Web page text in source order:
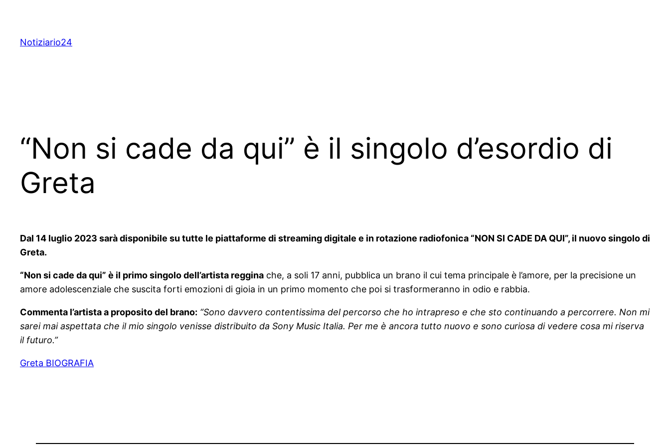
content
Notiziario24
“Non si cade da qui” è il singolo d’esordio di
Greta
Dal 14 luglio 2023 sarà disponibile su tutte le piattaforme di streaming digitale e in rotazione radiofonica “NON SI CADE DA QUI”, il nuovo singolo di
Greta.
“Non si cade da qui” è il primo singolo dell’artista reggina che, a soli 17 anni, pubblica un brano il cui tema principale è l’amore, per la precisione un
amore adolescenziale che suscita forti emozioni di gioia in un primo momento che poi si trasformeranno in odio e rabbia.
Commenta l’artista a proposito del brano: “Sono davvero contentissima del percorso che ho intrapreso e che sto continuando a percorrere. Non mi
sarei mai aspettata che il mio singolo venisse distribuito da Sony Music Italia. Per me è ancora tutto nuovo e sono curiosa di vedere cosa mi riserva
il futuro.”
Greta BIOGRAFIA